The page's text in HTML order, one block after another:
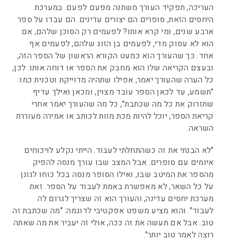
העריכה, תפקיד העורך משתנה מפעם לפעם. במערכת
היחסים הזאת, סופרים הם יצורים עדינים. הם עבדו על ספר
ארבע שנים, ומי קרא אותו? לפעמים רק הסוכן שלהם, אם
הוא לא עסוק מדי, לפעמים בן הזוג שלהם, לפעמים אף
אחד. כך שהעורך הוא כמעט הקורא הראשון של הספר הזה,
ובעצם הקריאה שלו הוא מחבק את הספר או דוחה אותו. לכן,
כל הערה שהעורך יאמר, אפילו שתהיה מדוייקת וטכנית כמו:
"תשמע, עד לכאן הספר עובד מצוין, ומכאן ואילך עדיף
שתזרוק את כל מה שכתבת", כל מה שהעורך יאמר אחרי
קריאת הספר, יוכל להיות מכת מוות לכותב או אמירה מעוררת
השראה.
"לא הבנתי את זה כשהתחלתי לעבוד. הייתי נקלע לויכוחים
איומים עם סופרים. אבל המצב שבו עורך מנסה להפיק
מהספר את המיטב שבו, ואילו הסופר מנסה בכל כוחו לגונן
על כל השאר, לא מאפשרת באמת לעבוד על הספר. זאת
מערכת יחסים עדינה, והעורך הוא זה שצריך לגרום לה
לעבוד". והוא מציע משפט אפקטיבי לדוגמה: "מה שכתבת זה
טוב. אבל אם תעשה את זה ככה, אולי זה יעביר את מה שאתה
רוצה לאמר טוב יותר".